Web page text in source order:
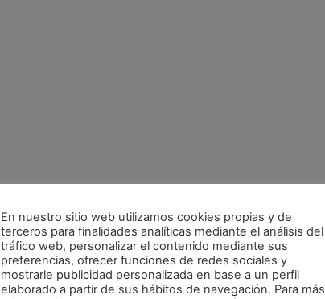
Engañosa derrota ante un rival directo en Palma de Mallorca (5-1)
En nuestro sitio web utilizamos cookies propias y de
terceros para finalidades analíticas mediante el análisis del
tráfico web, personalizar el contenido mediante sus
preferencias, ofrecer funciones de redes sociales y
mostrarle publicidad personalizada en base a un perfil
elaborado a partir de sus hábitos de navegación. Para más